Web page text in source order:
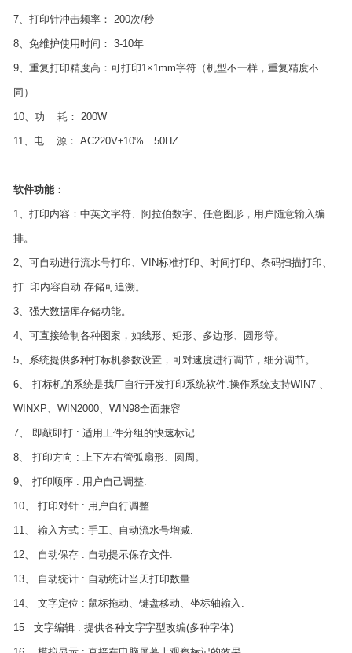
7、打印针冲击频率： 200次/秒
8、免维护使用时间： 3-10年
9、重复打印精度高：可打印1×1mm字符（机型不一样，重复精度不
同）
10、功 耗： 200W
11、电 源： AC220V±10% 50HZ
软件功能：
1、打印内容：中英文字符、阿拉伯数字、任意图形，用户随意输入编
排。
2、可自动进行流水号打印、VIN标准打印、时间打印、条码扫描打印、
打 印内容自动 存储可追溯。
3、强大数据库存储功能。
4、可直接绘制各种图案，如线形、矩形、多边形、圆形等。
5、系统提供多种打标机参数设置，可对速度进行调节，细分调节。
6、 打标机的系统是我厂自行开发打印系统软件.操作系统支持WIN7 、
WINXP、WIN2000、WIN98全面兼容
7、 即敲即打 : 适用工件分组的快速标记
8、 打印方向 : 上下左右管弧扇形、圆周。
9、 打印顺序 : 用户自己调整.
10、 打印对针 : 用户自行调整.
11、 输入方式 : 手工、自动流水号增减.
12、 自动保存 : 自动提示保存文件.
13、 自动统计 : 自动统计当天打印数量
14、 文字定位 : 鼠标拖动、键盘移动、坐标轴输入.
15 文字编辑 : 提供各种文字字型改编(多种字体)